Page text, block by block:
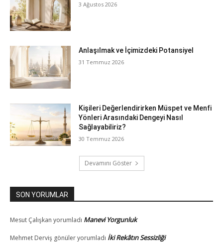
3 Ağustos 2026
Anlaşılmak ve İçimizdeki Potansiyel
31 Temmuz 2026
Kişileri Değerlendirirken Müspet ve Menfi
Yönleri Arasındaki Dengeyi Nasıl
Sağlayabiliriz?
30 Temmuz 2026
Devamını Göster
SON YORUMLAR
Mesut Çalışkan yorumladı Manevi Yorgunluk
Mehmet Derviş gönüleryorumladı İki Rekâtın Sessizliği